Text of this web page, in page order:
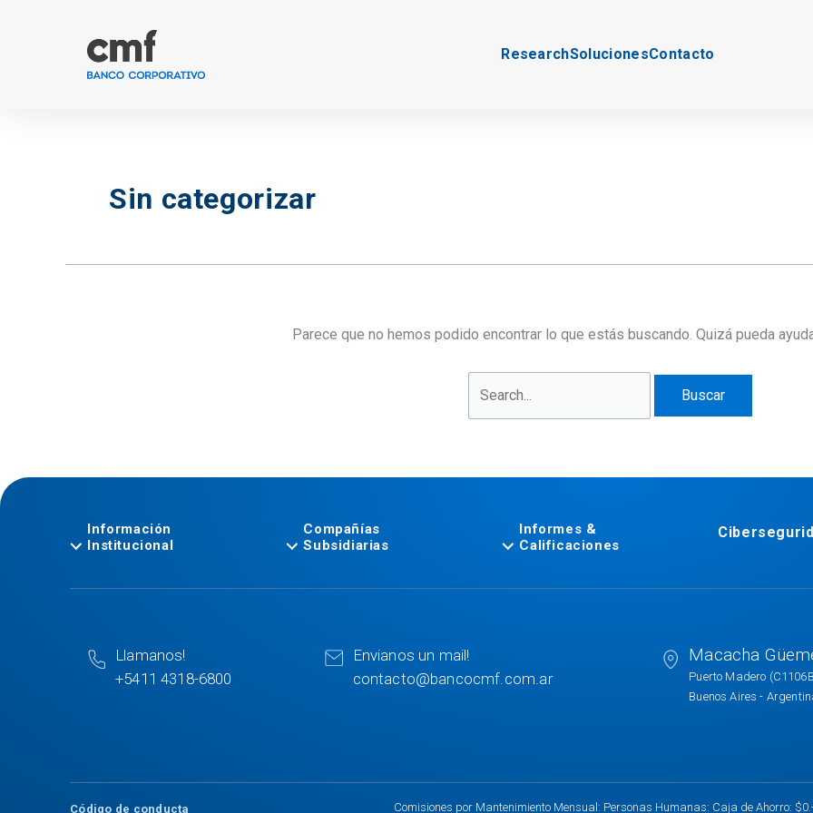
ResearchSolucionesContacto
Sin categorizar
Parece que no hemos podido encontrar lo que estás buscando. Quizá pueda
por:
Información
Institucional
Compañías
Subsidiarias
Informes &
Calificaciones
Llamanos!
+5411 4318-6800
Envianos un mail!
contacto@bancocmf.com.ar
Macacha
Puerto Madero
Buenos Aires -
Código de conducta Comisiones por Mantenimiento Mensual: Personas Humanas: Caja de Ahorro: